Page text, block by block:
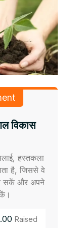
विकास
हस्तकला
है, जिससे वे
सकें और अपने
Raised